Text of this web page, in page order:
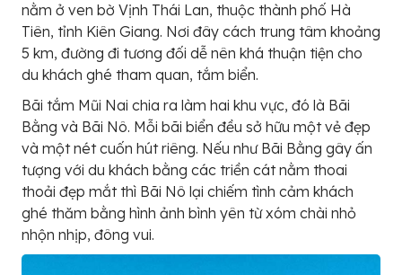
nằm ở ven bờ Vịnh Thái Lan, thuộc thành phố Hà
Tiên, tỉnh Kiên Giang. Nơi đây cách trung tâm khoảng
5 km, đường đi tương đối dễ nên khá thuận tiện cho
du khách ghé tham quan, tắm biển.
Bãi tắm Mũi Nai chia ra làm hai khu vực, đó là Bãi
Bằng và Bãi Nô. Mỗi bãi biển đều sở hữu một vẻ đẹp
và một nét cuốn hút riêng. Nếu như Bãi Bằng gây ấn
tượng với du khách bằng các triền cát nằm thoai
thoải đẹp mắt thì Bãi Nô lại chiếm tình cảm khách
ghé thăm bằng hình ảnh bình yên từ xóm chài nhỏ
nhộn nhịp, đông vui.